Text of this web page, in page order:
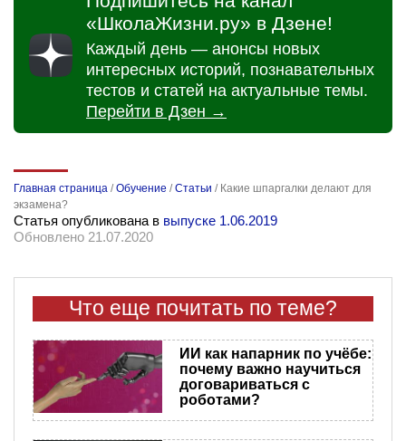
«ШколаЖизни.ру» в Дзене!
Каждый день — анонсы новых
интересных историй, познавательных
тестов и статей на актуальные темы.
Перейти в Дзен →
Главная страница /Обучение /Статьи / Какие шпаргалки делают для
экзамена?
Статья опубликована в выпуске 1.06.2019
Обновлено 21.07.2020
Что еще почитать по теме?
ИИ как напарник по учёбе:
почему важно научиться
договариваться с
роботами?